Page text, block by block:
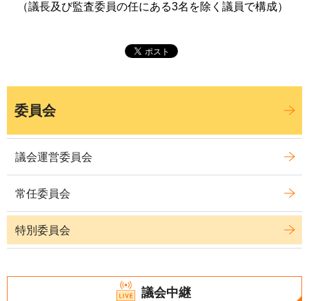
（議長及び監査委員の任にある3名を除く議員で構成）
委員会
議会運営委員会
常任委員会
特別委員会
議会中継